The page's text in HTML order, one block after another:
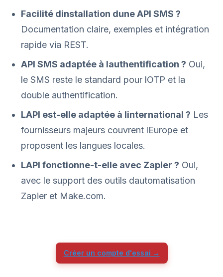
Facilité dinstallation dune API SMS ?
Documentation claire, exemples et intégration
rapide via REST.
API SMS adaptée à lauthentification ? Oui,
le SMS reste le standard pour lOTP et la
double authentification.
LAPI est-elle adaptée à linternational ? Les
fournisseurs majeurs couvrent lEurope et
proposent les langues locales.
LAPI fonctionne-t-elle avec Zapier ? Oui,
avec le support des outils dautomatisation
Zapier et Make.com.
Créer un compte d'essai →